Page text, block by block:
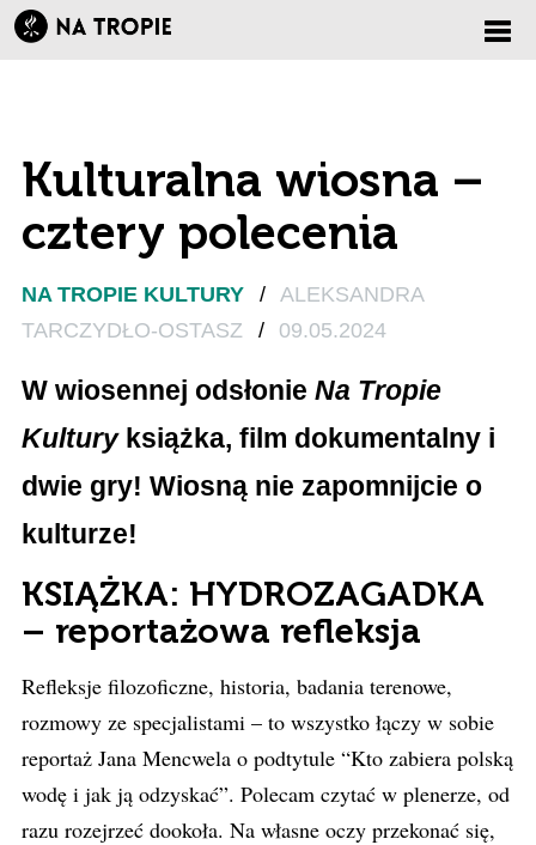
Kulturalna wiosna –
cztery polecenia
NA TROPIE KULTURY / ALEKSANDRA
TARCZYDŁO-OSTASZ
/ 09.05.2024
W wiosennej odsłonie Na Tropie
Kulturyksiążka, film dokumentalny i
dwie gry! Wiosną nie zapomnijcie o
kulturze!
KSIĄŻKA: HYDROZAGADKA
– reportażowa refleksja
Refleksje filozoficzne, historia, badania terenowe,
rozmowy ze specjalistami – to wszystko łączy w sobie
reportaż Jana Mencwela o podtytule “Kto zabiera polską
wodę i jak ją odzyskać”. Polecam czytać w plenerze, od
razu rozejrzeć dookoła. Na własne oczy przekonać się,